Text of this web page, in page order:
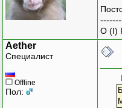
O (I)
Aether
Специалист
Offline
Пол: